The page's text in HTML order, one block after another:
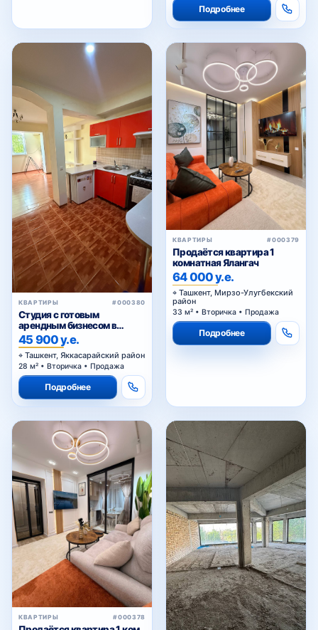
Подробнее
КВАРТИРЫ #000380
Студия с готовым
арендным бизнесом в
Яккасарайском районе
Ташкента
45 900 у.е.
Ташкент, Яккасарайский район
28 м² • Вторичка • Продажа
Подробнее
КВАРТИРЫ #000379
Продаётся квартира 1
комнатная Ялангач
64 000 у.е.
Ташкент, Мирзо-Улугбекский
район
33 м² • Вторичка • Продажа
Подробнее
КВАРТИРЫ #000378